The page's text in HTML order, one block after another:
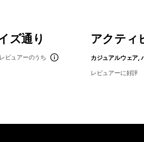
ズ通り
レビュアーのうち
アクティ
カジュアルウェア,
レビュアーに好評